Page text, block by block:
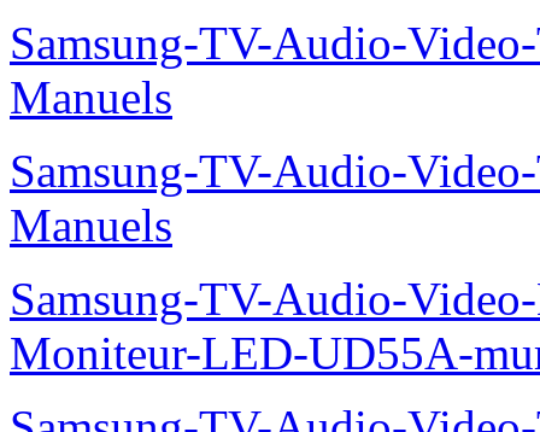
Samsung-TV-Audio-
Manuels
Samsung-TV-Audio-
Manuels
Samsung-TV-Audio-
Moniteur-LED-UD55A-